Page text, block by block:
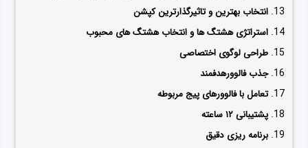
انتخاب بهترین و تاثیرگذارترین کپشن
استراتژی هشتگ ها و انتخاب هشتگ های محبوب
طراحی لوگوی اختصاصی
جذب فالوورهدفمند
تعامل با فالوورهای پیج مربوطه
پشتیبانی ۱۲ ساعته
برنامه ریزی دقیق